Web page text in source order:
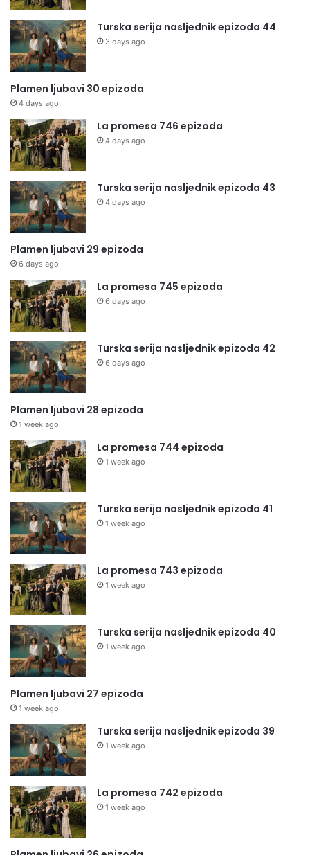
Turska serija nasljednik epizoda 44
3 days ago
Plamen ljubavi 30 epizoda
4 days ago
La promesa 746 epizoda
4 days ago
Turska serija nasljednik epizoda 43
4 days ago
Plamen ljubavi 29 epizoda
6 days ago
La promesa 745 epizoda
6 days ago
Turska serija nasljednik epizoda 42
6 days ago
Plamen ljubavi 28 epizoda
1 week ago
La promesa 744 epizoda
1 week ago
Turska serija nasljednik epizoda 41
1 week ago
La promesa 743 epizoda
1 week ago
Turska serija nasljednik epizoda 40
1 week ago
Plamen ljubavi 27 epizoda
1 week ago
Turska serija nasljednik epizoda 39
1 week ago
La promesa 742 epizoda
1 week ago